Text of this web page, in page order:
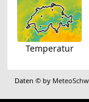
Temperatur
Daten © by